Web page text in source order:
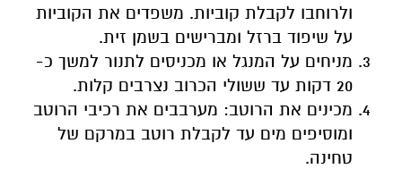
ולרוחבו לקבלת קוביות. משפדים את הקוביות
על שיפוד ברזל ומברישים בשמן זית.
מניחים על המנגל או מכניסים לתנור למשך כ-
20 דקות עד ששולי הכרוב נצרבים קלות.
מכינים את הרוטב: מערבבים את רכיבי הרוטב
ומוסיפים מים עד לקבלת רוטב במרקם של
טחינה.